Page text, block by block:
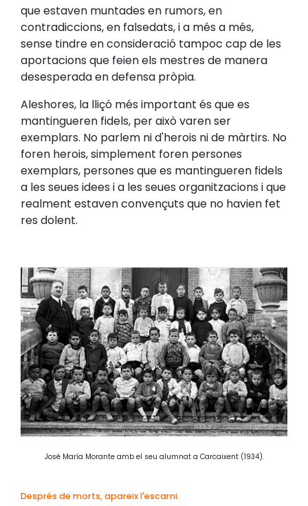
que estaven muntades en rumors, en
contradiccions, en falsedats, i a més a més,
sense tindre en consideració tampoc cap de les
aportacions que feien els mestres de manera
desesperada en defensa pròpia.
Aleshores, la lliçó més important és que es
mantingueren fidels, per això varen ser
exemplars. No parlem ni d'herois ni de màrtirs. No
foren herois, simplement foren persones
exemplars, persones que es mantingueren fidels
a les seues idees i a les seues organitzacions i que
realment estaven convençuts que no havien fet
res dolent.
José María Morante amb el seu alumnat a Carcaixent (1934).
Després de morts, apareix l'escarni.